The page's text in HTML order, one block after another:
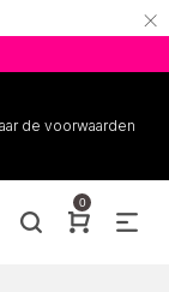
×
de voorwaarden
0